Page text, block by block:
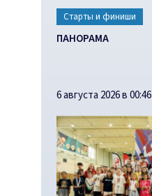
Старты и финиши
ПАНОРАМА
6 августа 2026 в 00:46